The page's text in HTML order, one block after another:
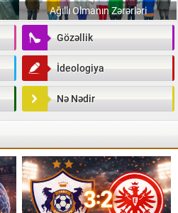
Ağıllı Olmanın Zərərləri
Gözəllik
İdeologiya
Nə Nədir